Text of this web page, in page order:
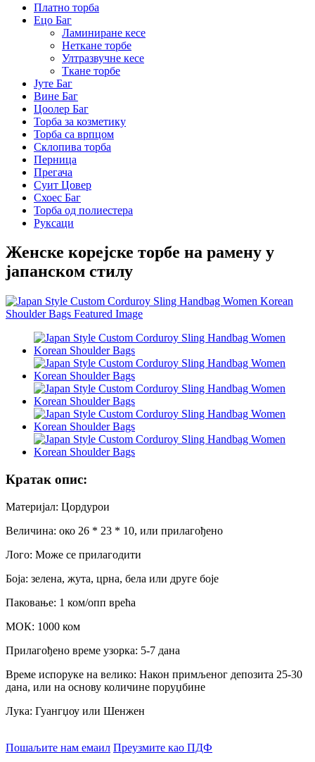
Платно торба
Ецо Баг
Ламиниране кесе
Неткане торбе
Ултразвучне кесе
Ткане торбе
Јуте Баг
Вине Баг
Цоолер Баг
Торба за козметику
Торба са врпцом
Склопива торба
Перница
Прегача
Суит Цовер
Схоес Баг
Торба од полиестера
Руксаци
Женске корејске торбе на рамену у
јапанском стилу
Кратак опис:
Материјал: Цордурои
Величина: око 26 * 23 * 10, или прилагођено
Лого: Може се прилагодити
Боја: зелена, жута, црна, бела или друге боје
Паковање: 1 ком/опп врећа
МОК: 1000 ком
Прилагођено време узорка: 5-7 дана
Време испоруке на велико: Након примљеног депозита 25-30
дана, или на основу количине поруџбине
Лука: Гуангџоу или Шенжен
Пошаљите нам емаил Преузмите као ПДФ